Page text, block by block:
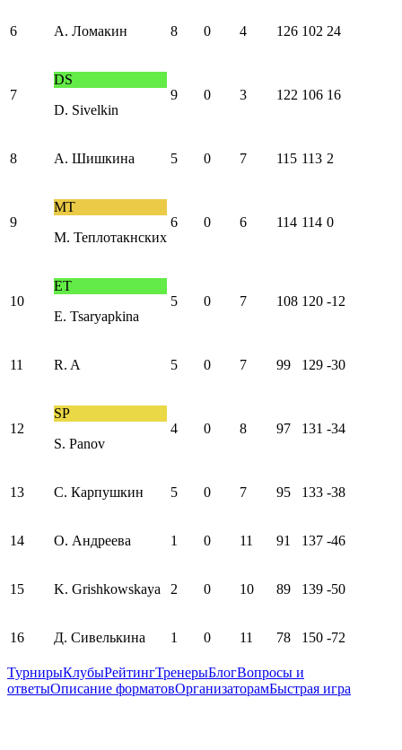
6 А. Ломакин 8 0 4 126 102 24
7
DS
D. Sivelkin
9 0 3 122 106 16
8 А. Шишкина 5 0 7 115 113 2
9
МТ
М. Теплотакнских
6 0 6 114 114 0
10
ET
E. Tsaryapkina
5 0 7 108 120 -12
11 R. A 5 0 7 99 129 -30
12
SP
S. Panov
4 0 8 97 131 -34
13 С. Карпушкин 5 0 7 95 133 -38
14 О. Андреева 1 0 11 91 137 -46
15 K. Grishkowskaya 2 0 10 89 139 -50
16 Д. Сивелькина 1 0 11 78 150 -72
ТурнирыКлубыРейтингТренерыБлогВопросы и
ответыОписание форматовОрганизаторамБыстрая игра